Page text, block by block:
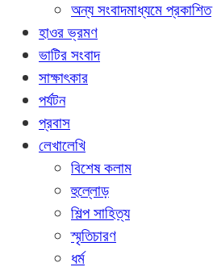
অন্য সংবাদমাধ্যমে প্রকাশিত
হাওর ভ্রমণ
ভাটির সংবাদ
সাক্ষাৎকার
পর্যটন
প্রবাস
লেখালেখি
বিশেষ কলাম
হুল্লোড়
শিল্প সাহিত্য
স্মৃতিচারণ
ধর্ম